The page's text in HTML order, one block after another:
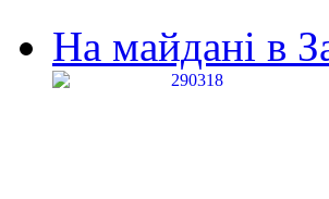
На майдані в